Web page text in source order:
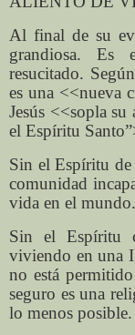
Al final de su
grandiosa. Es
resucitado.
es una <<nueva
Jesús <<sopla
el Espíritu
Sin el Espíritu de
comunidad
vida en el mundo.
Sin el Espíritu
viviendo en una
no está
seguro es una
lo menos posible.